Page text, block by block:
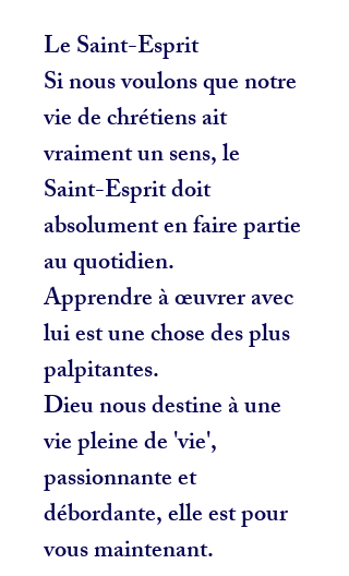
Le Saint-Esprit
Si nous voulons que notre
vie de chrétiens ait
vraiment un sens, le
Saint-Esprit doit
absolument en faire partie
au quotidien.
Apprendre à œuvrer avec
lui est une chose des plus
palpitantes.
Dieu nous destine à une
vie pleine de 'vie',
passionnante et
débordante, elle est pour
vous maintenant.